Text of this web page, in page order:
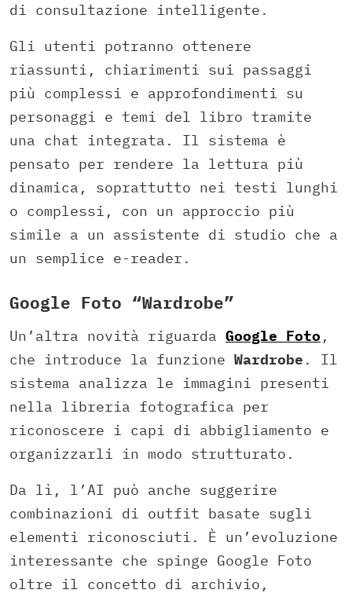
di consultazione intelligente.
Gli utenti potranno ottenere
riassunti, chiarimenti sui passaggi
più complessi e approfondimenti su
personaggi e temi del libro tramite
una chat integrata. Il sistema è
pensato per rendere la lettura più
dinamica, soprattutto nei testi lunghi
o complessi, con un approccio più
simile a un assistente di studio che a
un semplice e-reader.
Google Foto “Wardrobe”
Un’altra novità riguarda Google Foto ,
che introduce la funzione Wardrobe . Il
sistema analizza le immagini presenti
nella libreria fotografica per
riconoscere i capi di abbigliamento e
organizzarli in modo strutturato.
Da lì, l’AI può anche suggerire
combinazioni di outfit basate sugli
elementi riconosciuti. È un’evoluzione
interessante che spinge Google Foto
oltre il concetto di archivio,